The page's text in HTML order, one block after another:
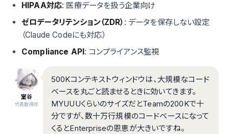
HIPAA対応: 医療データを扱う企業向け
ゼロデータリテンション（ZDR） : データを保存しない設定
（Claude Codeにも対応）
Compliance API : コンプライアンス監視
室谷
代表取締役
500Kコンテキストウィンドウは、大規模なコード
ベースを丸ごと読ませるときに効いてきます。
MYUUUくらいのサイズだとTeamの200Kで十
分ですが、数十万行規模のコードベースになって
くるとEnterpriseの恩恵が大きいですね。